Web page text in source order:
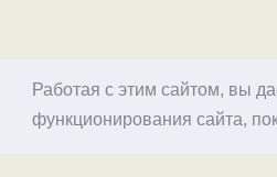
Работая с этим сайтом, вы
функционирования сайта,
© 1998–2026 Alex Exler